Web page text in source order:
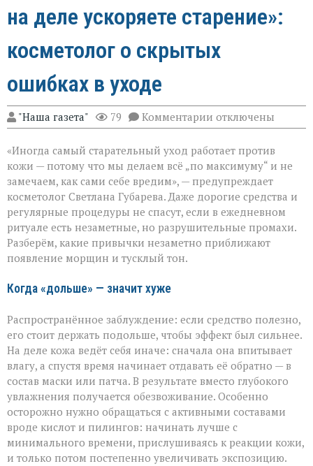
на деле ускоряете старение»:
косметолог о скрытых
ошибках в уходе
"Наша газета" 79 Комментарии к
записи
думаете,
что
ухаживаете,
а
на
деле
ускоряете
старение»:
косметолог
отключены
«Иногда самый старательный уход работает против
кожи — потому что мы делаем всё „по максимуму“ и не
замечаем, как сами себе вредим», — предупреждает
косметолог Светлана Губарева. Даже дорогие средства и
регулярные процедуры не спасут, если в ежедневном
ритуале есть незаметные, но разрушительные промахи.
Разберём, какие привычки незаметно приближают
появление морщин и тусклый тон.
Когда «дольше» — значит хуже
Распространённое заблуждение: если средство полезно,
его стоит держать подольше, чтобы эффект был сильнее.
На деле кожа ведёт себя иначе: сначала она впитывает
влагу, а спустя время начинает отдавать её обратно — в
состав маски или патча. В результате вместо глубокого
увлажнения получается обезвоживание. Особенно
осторожно нужно обращаться с активными составами
вроде кислот и пилингов: начинать лучше с
минимального времени, прислушиваясь к реакции кожи,
и только потом постепенно увеличивать экспозицию.